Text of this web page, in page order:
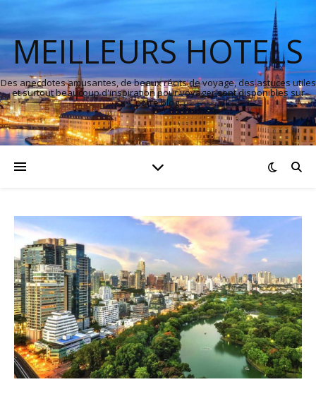
MEILLEURS HOTELS
Des anecdotes amusantes, de beaux récits de voyage, des astuces utiles
et surtout beaucoup d'inspiration pour voyager sont disponibles sur
notre blog.